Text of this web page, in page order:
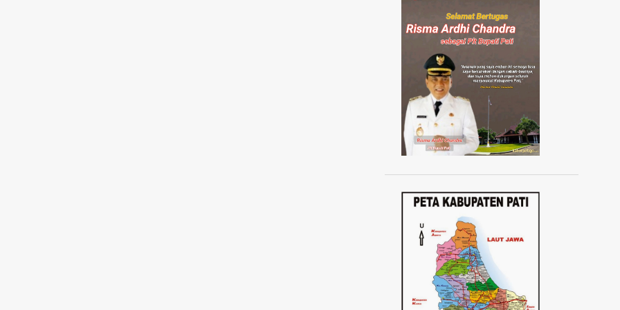
AISYIYAH JATENG AISYIYAH PATI
AISYIYAH TLOGOWUNGU
AJANG ABANG NONE JAKARTA 2024
AJUDAN KAPOLRI
AKAD MASSAL KPR SUBSIDI
AKADEMI SEPAK BOLA
AKBAR TANDJUNG AKSI 1000 LILIN
AKSI BELA DUKUNG PALESTINA
AKSI BORONG
AKSI DAMAI ANTI PREMANISME
AKSI DAMAI WARGA PATI
AKSI DEMO TOLAK KENAIKAN PAJAK